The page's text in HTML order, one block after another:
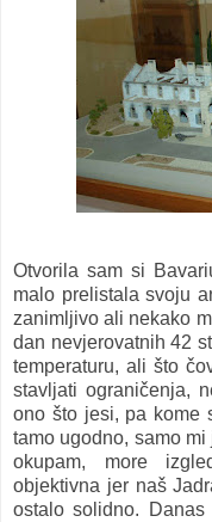
Otvorila sam si
malo prelistala svoju
zanimljivo ali nekako
dan nevjerovatnih 42
temperaturu, ali što
stavljati ograničenja,
ono što jesi, pa kome
tamo ugodno, samo
okupam, more
objektivna jer naš
ostalo solidno.